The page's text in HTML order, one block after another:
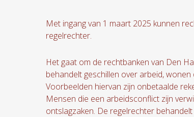
Met ingang van 1 maart 2025 kunnen
regelrechter.
Het gaat om de rechtbanken van Den
behandelt geschillen over arbeid,
Voorbeelden hiervan zijn onbetaalde
Mensen die een arbeidsconflict zijn
ontslagzaken. De regelrechter